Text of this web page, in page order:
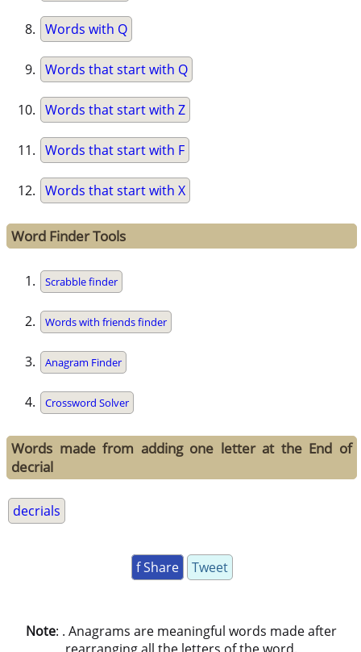
Words with Q
Words that start with Q
Words that start with Z
Words that start with F
Words that start with X
Word Finder Tools
Scrabble finder
Words with friends finder
Anagram Finder
Crossword Solver
Words made from adding one letter at the End of
decrial
decrials
f Share Tweet
Note: . Anagrams are meaningful words made after